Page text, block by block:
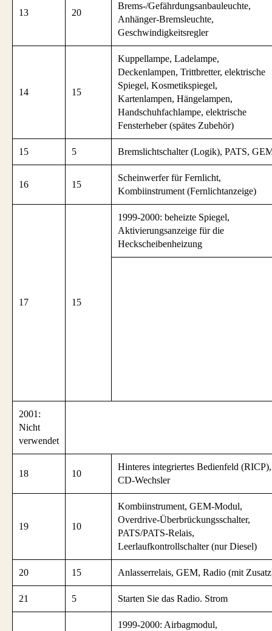
13 20
Brems-/Gefährdungsanbauleuchte,
Anhänger-Bremsleuchte,
Geschwindigkeitsregler
14 15
Kuppellampe, Ladelampe,
Deckenlampen, Trittbretter, elektrische
Spiegel, Kosmetikspiegel,
Kartenlampen, Hängelampen,
Handschuhfachlampe, elektrische
Fensterheber (spätes Zubehör)
15 5 Bremslichtschalter (Logik), PATS,
16 15
Scheinwerfer für Fernlicht,
Kombiinstrument (Fernlichtanzeige)
17 15
1999-2000: beheizte Spiegel,
Aktivierungsanzeige für die
Heckscheibenheizung
2001:
Nicht
verwendet
18 10
Hinteres integriertes Bedienfeld (RICP),
CD-Wechsler
19 10
Kombiinstrument, GEM-Modul,
Overdrive-Überbrückungsschalter,
PATS/PATS-Relais,
Leerlaufkontrollschalter (nur Diesel)
20 15 Anlasserrelais, GEM, Radio (mit
21 5 Starten Sie das Radio. Strom
1999-2000: Airbagmodul,